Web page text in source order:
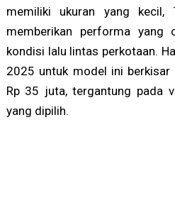
memiliki ukuran yang
memberikan performa yang
kondisi lalu lintas perkotaan.
2025 untuk model ini
Rp 35 juta, tergantung pada
yang dipilih.